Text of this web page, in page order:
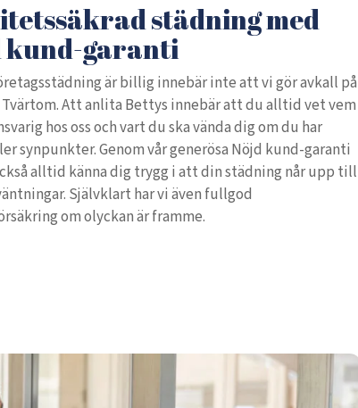
städning med
kund-garanti
är billig innebär inte att vi gör avkall på
Att anlita Bettys innebär att du alltid vet vem
hos oss och vart du ska vända dig om du har
synpunkter. Genom vår generösa Nöjd kund-garanti
alltid känna dig trygg i att din städning når upp till
Självklart har vi även fullgod
om olyckan är framme.